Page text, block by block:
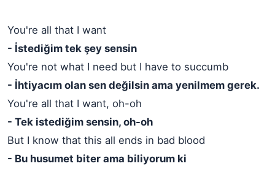
You're all that I want
- İstediğim tek şey sensin
You're not what I need but I have to succumb
- İhtiyacım olan sen değilsin ama yenilmem gerek.
You're all that I want, oh-oh
- Tek istediğim sensin, oh-oh
But I know that this all ends in bad blood
- Bu husumet biter ama biliyorum ki